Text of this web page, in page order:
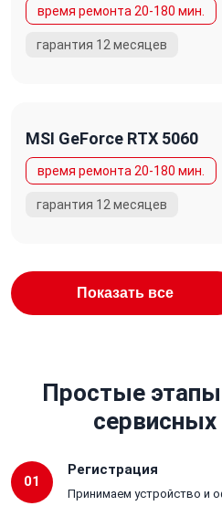
MSI GeForce RTX 5060
Показать все
Простые
сервисных
01
Регистрация
Принимаем устройство и